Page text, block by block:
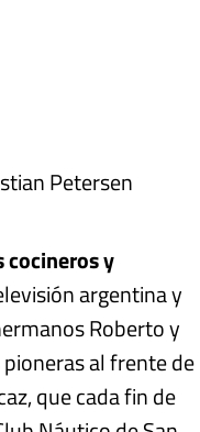
Petersen
cocineros y
argentina y
Roberto y
pioneras al frente de
que cada fin de